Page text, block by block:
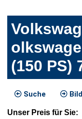
(150 PS)
Suche
Unser Preis für Sie: